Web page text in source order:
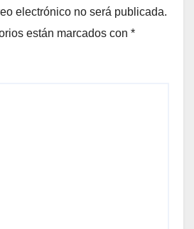
electrónico no será publicada.
están marcados con *